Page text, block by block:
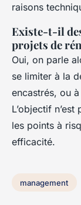
raisons
Existe-t-il
projets de
Oui, on parle
se limiter à la
encastrés, ou
L’objectif
les points à
efficacité.
management